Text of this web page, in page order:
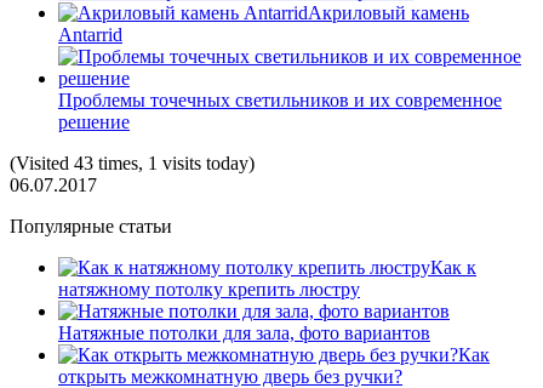
Акриловый камень
Antarrid
Проблемы точечных светильников и их современное
решение
(Visited 43 times, 1 visits today)
06.07.2017
Популярные статьи
Как к
натяжному потолку крепить люстру
Натяжные потолки для зала, фото вариантов
Как
открыть межкомнатную дверь без ручки?